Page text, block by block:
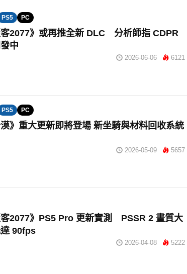
PS5 PC
2077》或再推全新 DLC 分析師指 CDPR
中
2026-06-06 6121
PS5 PC
》重大更新即將登場 新坐騎與材料回收系統
2026-05-09 5657
2077》PS5 Pro 更新實測 PSSR 2 畫質大
90fps
2026-04-08 5222